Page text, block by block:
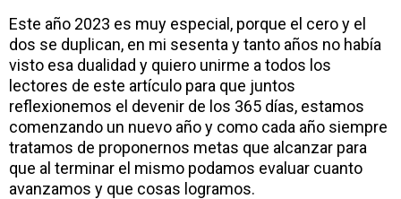
Este año 2023 es muy especial, porque el cero y el
dos se duplican, en mi sesenta y tanto años no había
visto esa dualidad y quiero unirme a todos los
lectores de este artículo para que juntos
reflexionemos el devenir de los 365 días, estamos
comenzando un nuevo año y como cada año siempre
tratamos de proponernos metas que alcanzar para
que al terminar el mismo podamos evaluar cuanto
avanzamos y que cosas logramos.